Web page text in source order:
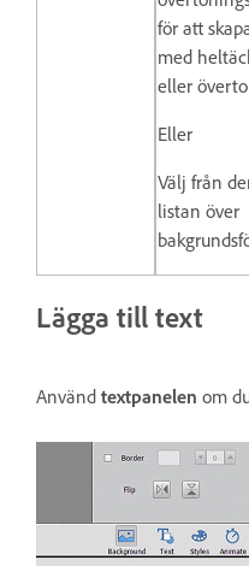
för att
med
eller
Eller
Välj från
listan över
Lägga till text
Använd textpanelen om